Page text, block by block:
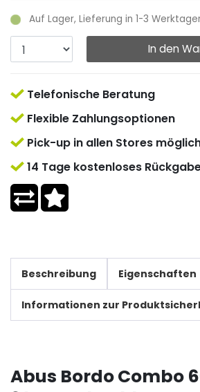
Auf Lager, Lieferung in 1-3
In den
Telefonische Beratung
Flexible Zahlungsoptionen
Pick-up in allen Stores
14 Tage kostenloses
Beschreibung Eigenschaften
Informationen zur
Abus Bordo Combo